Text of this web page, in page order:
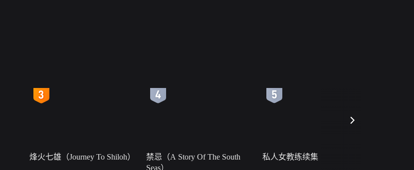
烽火七雄（Journey To Shiloh）
禁忌（A Story Of The South
Seas）
私人女教练续集